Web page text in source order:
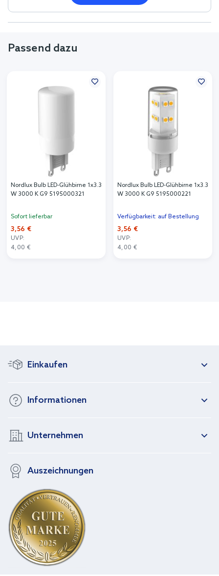
Passend dazu
Nordlux Bulb LED-Glühbirne 1x3.3
W 3000 K G9 5195000321
Sofort lieferbar
3,56 €
UVP:
4,00 €
Nordlux Bulb LED-Glühbirne 1x3.3
W 3000 K G9 5195000221
Verfügbarkeit: auf Bestellung
3,56 €
UVP:
4,00 €
Einkaufen
Informationen
Unternehmen
Auszeichnungen